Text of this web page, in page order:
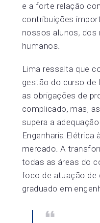
e a forte relação
contribuições
nossos alunos,
humanos.
Lima ressalta que
gestão do curso de
as obrigações de
complicado, mas,
supera a
Engenharia Elétrica
mercado. A
todas as áreas do
foco de atuação de
graduado em